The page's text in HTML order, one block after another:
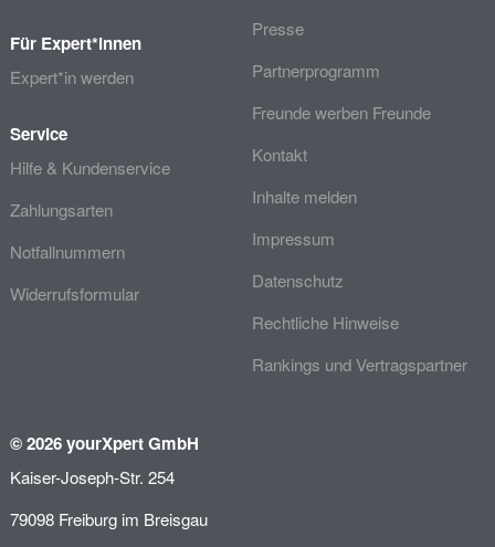
Für Expert*innen
Expert*in werden
Service
Hilfe & Kundenservice
Zahlungsarten
Notfallnummern
Widerrufsformular
Presse
Partnerprogramm
Freunde werben Freunde
Kontakt
Inhalte melden
Impressum
Datenschutz
Rechtliche Hinweise
Rankings und Vertragspartner
© 2026 yourXpert GmbH
Kaiser-Joseph-Str. 254
79098 Freiburg im Breisgau